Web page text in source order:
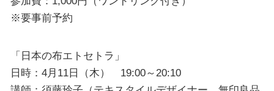
※要事前予約
「日本の布エトセトラ」
日時：4月11日（木） 19:00～20:10